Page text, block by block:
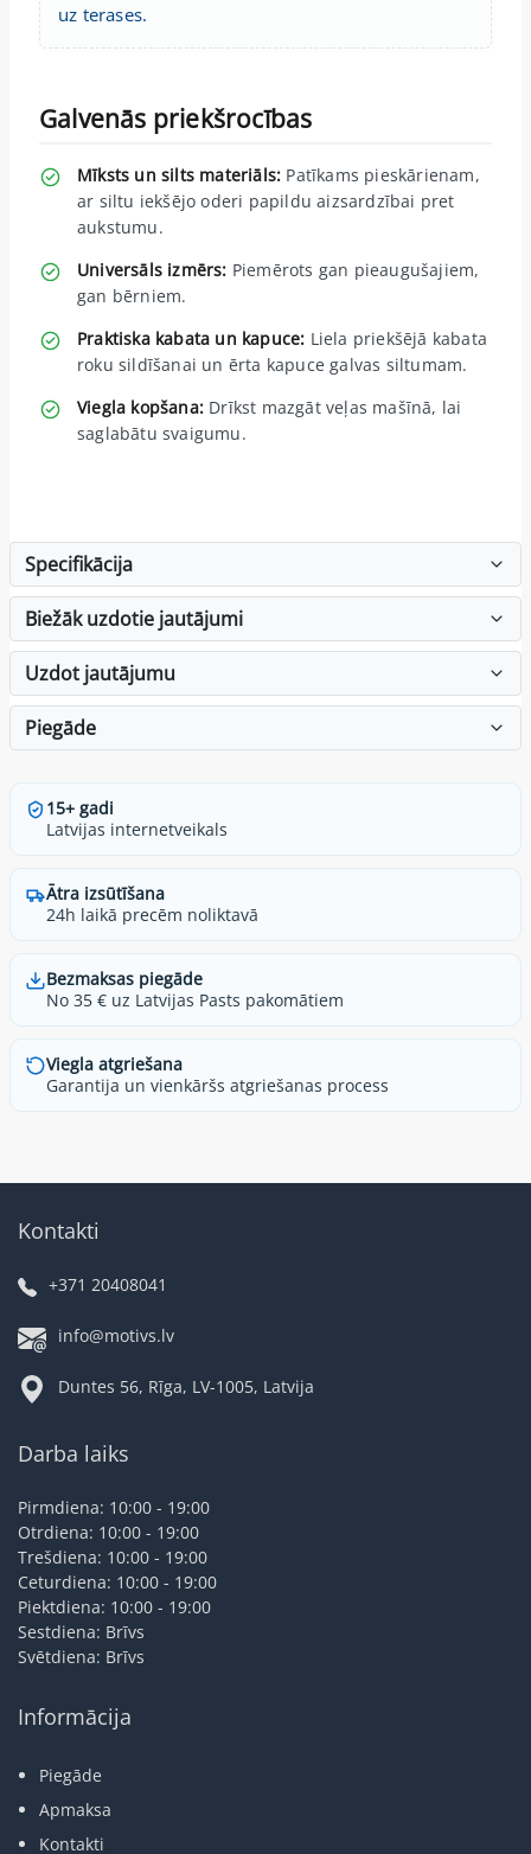
uz terases.
Galvenās priekšrocības
Mīksts un silts materiāls: Patīkams pieskārienam,
ar siltu iekšējo oderi papildu aizsardzībai pret
aukstumu.
Universāls izmērs: Piemērots gan pieaugušajiem,
gan bērniem.
Praktiska kabata un kapuce: Liela priekšējā kabata
roku sildīšanai un ērta kapuce galvas siltumam.
Viegla kopšana: Drīkst mazgāt veļas mašīnā, lai
saglabātu svaigumu.
Specifikācija
Biežāk uzdotie jautājumi
Uzdot jautājumu
Piegāde
15+ gadi
Latvijas internetveikals
Ātra izsūtīšana
24h laikā precēm noliktavā
Bezmaksas piegāde
No 35 € uz Latvijas Pasts pakomātiem
Viegla atgriešana
Garantija un vienkāršs atgriešanas process
Kontakti
+371 20408041
info@motivs.lv
Duntes 56, Rīga, LV-1005, Latvija
Darba laiks
Pirmdiena: 10:00 - 19:00
Otrdiena: 10:00 - 19:00
Trešdiena: 10:00 - 19:00
Ceturdiena: 10:00 - 19:00
Piektdiena: 10:00 - 19:00
Sestdiena: Brīvs
Svētdiena: Brīvs
Informācija
Piegāde
Apmaksa
Kontakti